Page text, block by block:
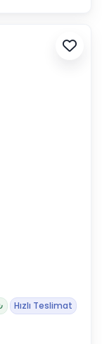
Hızlı Teslimat